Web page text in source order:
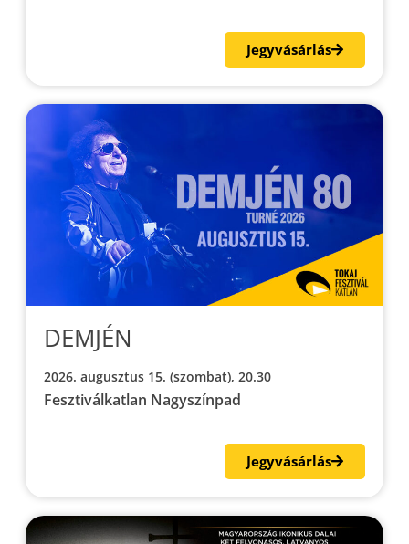
Jegyvásárlás
DEMJÉN
2026. augusztus 15. (szombat), 20.30
Fesztiválkatlan Nagyszínpad
Jegyvásárlás